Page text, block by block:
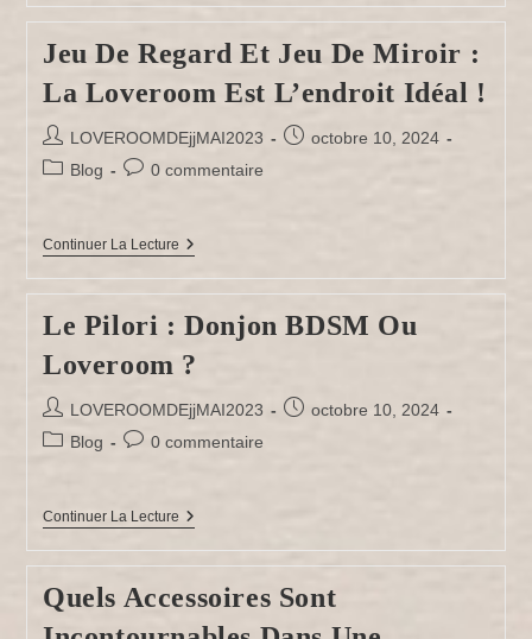
De
:
Réaliser
Votre
Fantasme
La
Loveroom
De
Jeu De Regard Et Jeu De Miroir :
La Loveroom Est L’endroit Idéal !
Auteur/autrice
de
LOVEROOMDEjjMAI2023
Publication
octobre 10, 2024
PostBlog
Commentaires
publication :
0 commentaire
Continuer La LectureJeu
Regard
Jeu
De
Miroir
Loveroom
L’endroit
Le Pilori : Donjon BDSM Ou
Loveroom ?
Auteur/autrice
de
LOVEROOMDEjjMAI2023
Publication
octobre 10, 2024
PostBlog
Commentaires
publication :
0 commentaire
Continuer La LectureLe
:
BDSM
Ou
Loveroom
Quels Accessoires Sont